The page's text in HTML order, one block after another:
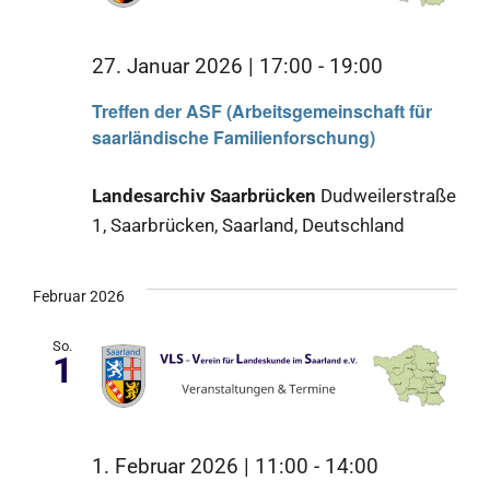
Treffen der ASF (Arbeitsgemeinschaft für
saarländische Familienforschung)
27. Januar 2026 | 17:00 - 19:00
Landesarchiv Saarbrücken Dudweilerstraße
1, Saarbrücken, Saarland, Deutschland
Februar 2026
So.
1
1. Februar 2026 | 11:00 - 14:00